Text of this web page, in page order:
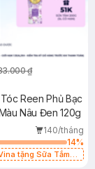
₫
Reen Phủ Bạc
Nâu Đen 120g
140/tháng
14%
tặng Sữa Tắm